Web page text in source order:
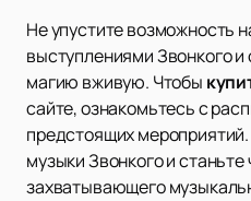
Не упустите возможность
выступлениями Звонкого
магию вживую. Чтобы
сайте, ознакомьтесь с
предстоящих
музыки Звонкого и
захватывающего